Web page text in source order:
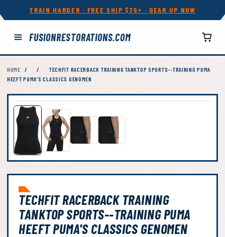
TRAIN HARDER · FREE SHIP $75+ · GEAR UP NOW
FUSIONRESTORATIONS.COM
HOME / /
TECHFIT RACERBACK TRAINING TANKTOP SPORTS--TRAINING PUMA
HEEFT PUMA'S CLASSICS GENOMEN
TECHFIT RACERBACK TRAINING
TANKTOP SPORTS--TRAINING PUMA
HEEFT PUMA'S CLASSICS GENOMEN